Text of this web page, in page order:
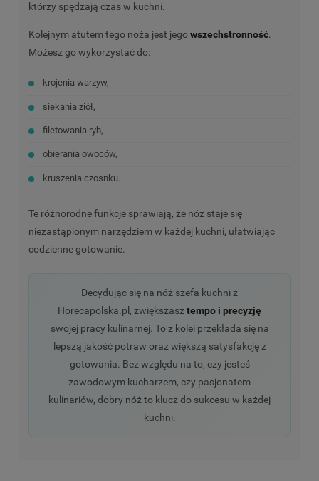
którzy spędzają czas w kuchni.
Kolejnym atutem tego noża jest jegowszechstronność.
Możesz go wykorzystać do:
krojenia warzyw,
siekania ziół,
filetowania ryb,
obierania owoców,
kruszenia czosnku.
Te różnorodne funkcje sprawiają, że nóż staje się
niezastąpionym narzędziem w każdej kuchni, ułatwiając
codzienne gotowanie.
Decydując się na nóż szefa kuchni z
Horecapolska.pl, zwiększasz tempo i precyzję
swojej pracy kulinarnej. To z kolei przekłada się na
lepszą jakość potraw oraz większą satysfakcję z
gotowania. Bez względu na to, czy jesteś
zawodowym kucharzem, czy pasjonatem
kulinariów, dobry nóż to klucz do sukcesu w każdej
kuchni.